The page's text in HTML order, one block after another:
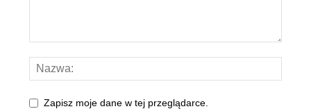
Zapisz moje dane w tej przeglądarce.